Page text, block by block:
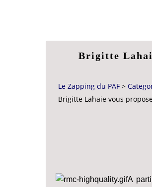
Brigitte
Le Zapping du PAF >
Brigitte Lahaie vous
A